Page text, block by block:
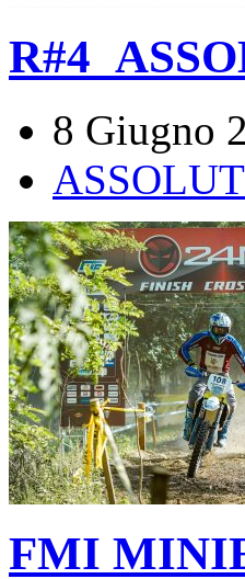
8 Giugno
FMI